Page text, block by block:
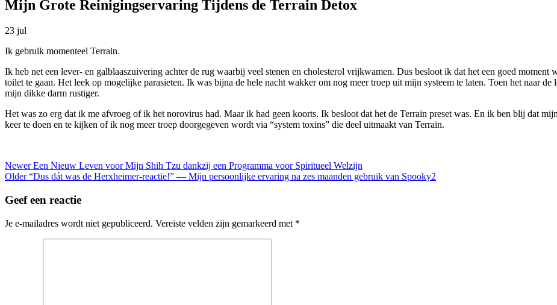
Mijn Grote Reinigingservaring Tijdens de Terrain Detox
23 jul
Ik gebruik momenteel Terrain.
Ik heb net een lever- en galblaaszuivering achter de rug waarbij veel stenen en cholesterol vrijkwamen. Dus besloot ik dat het een goed moment
toilet te gaan. Het leek op mogelijke parasieten. Ik was bijna de hele nacht wakker om nog meer troep uit mijn systeem te laten. Toen het naar de
mijn dikke darm rustiger.
Het was zo erg dat ik me afvroeg of ik het norovirus had. Maar ik had geen koorts. Ik besloot dat het de Terrain preset was. En ik ben blij dat
keer te doen en te kijken of ik nog meer troep doorgegeven wordt via “system toxins” die deel uitmaakt van Terrain.
Newer Een Nieuw Leven voor Mijn Shih Tzu dankzij een Programma voor Spiritueel Welzijn
Older “Dus dát was de Herxheimer-reactie!” — Mijn persoonlijke ervaring na zes maanden gebruik van Spooky2
Geef een reactie
Je e-mailadres wordt niet gepubliceerd. Vereiste velden zijn gemarkeerd met *